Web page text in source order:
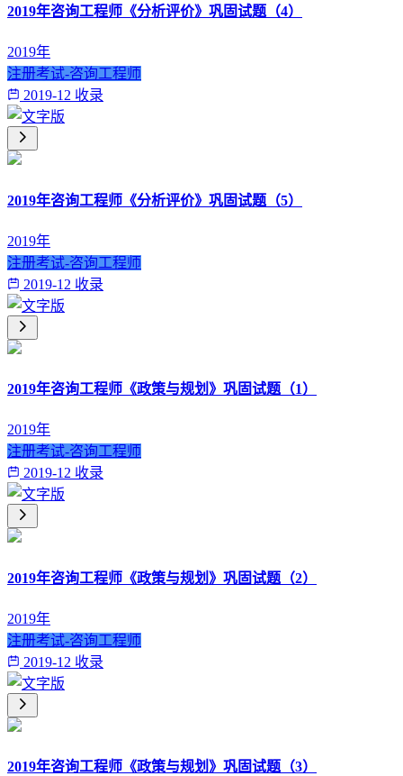
2019年咨询工程师《分析评价》巩固试题（4）
2019年
注册考试-咨询工程师
2019-12 收录
2019年咨询工程师《分析评价》巩固试题（5）
2019年
注册考试-咨询工程师
2019-12 收录
2019年咨询工程师《政策与规划》巩固试题（1）
2019年
注册考试-咨询工程师
2019-12 收录
2019年咨询工程师《政策与规划》巩固试题（2）
2019年
注册考试-咨询工程师
2019-12 收录
2019年咨询工程师《政策与规划》巩固试题（3）